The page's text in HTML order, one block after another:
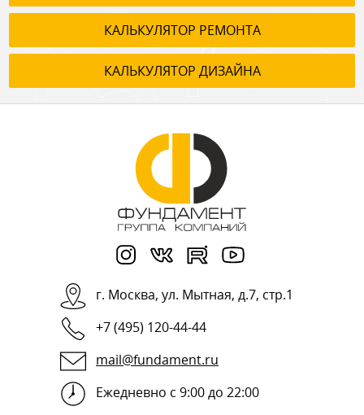
КАЛЬКУЛЯТОР РЕМОНТА
КАЛЬКУЛЯТОР ДИЗАЙНА
г. Москва, ул. Мытная, д.7, стр.1
+7 (495) 120-44-44
mail@fundament.ru
Ежедневно с 9:00 до 22:00